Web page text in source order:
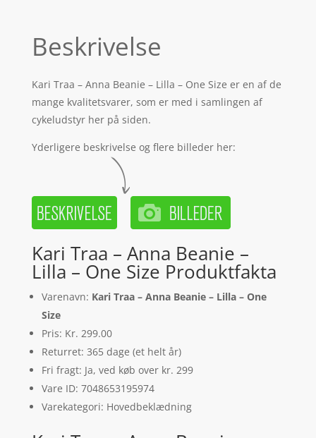
Beskrivelse
Kari Traa – Anna Beanie – Lilla – One Size er en af de
mange kvalitetsvarer, som er med i samlingen af
cykeludstyr her på siden.
Yderligere beskrivelse og flere billeder her:
Kari Traa – Anna Beanie –
Lilla – One Size Produktfakta
Varenavn: Kari Traa – Anna Beanie – Lilla – One
Size
Pris: Kr. 299.00
Returret: 365 dage (et helt år)
Fri fragt: Ja, ved køb over kr. 299
Vare ID: 7048653195974
Varekategori: Hovedbeklædning